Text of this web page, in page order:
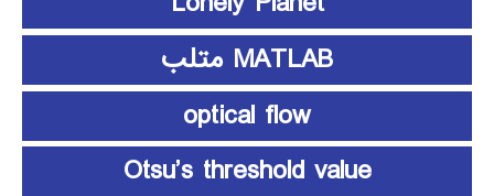
MATLAB متلب
optical flow
Otsu’s threshold value